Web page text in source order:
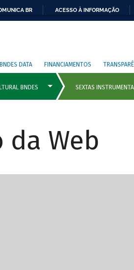
BR ACESSO À INFORMAÇÃO
BNDES DATA FINANCIAMENTOS
Web